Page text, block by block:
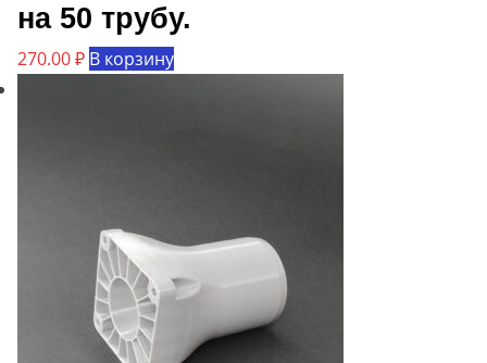
на 50 трубу.
270.00₽ В корзину